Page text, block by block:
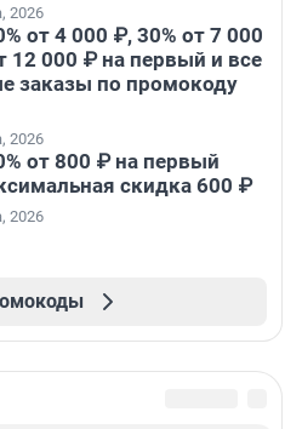
2026
от 4 000 ₽, 30% от 7 000
12 000 ₽ на первый и все
заказы по промокоду
2026
от 800 ₽ на первый
скидка 600 ₽
2026